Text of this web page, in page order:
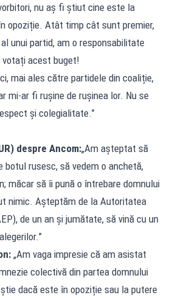
nu aș fi știut cine este la
opoziție. Atât timp cât sunt premier,
unui partid, am o responsabilitate
acest buget!
mai ales către partidele din coaliție,
mi-ar fi rușine de rușinea lor. Nu se
și colegialitate.”
despre Ancom:„Am așteptat să
botul rusesc, să vedem o anchetă,
măcar să îi pună o întrebare domnului
nimic. Așteptăm de la Autoritatea
de un an și jumătate, să vină cu un
„Am vaga impresie că am asistat
colectivă din partea domnului
dacă este în opoziție sau la putere